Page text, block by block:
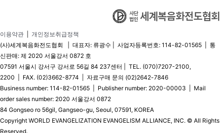
이용약관
개인정보취급정책
(사)세계복음화전도협회 | 대표자: 류광수 | 사업자등록번호: 114-82-01565 | 통
신판매: 제 2020 서울강서 0872 호
07591 서울시 강서구 강서로 56길 84 237센터 | TEL. (070)7207-2100,
2200 | FAX. (02)3662-8774 | 자료구매 문의 (02)2642-7846
Business number: 114-82-01565 | Publisher number: 2020-00003 | Mail
order sales number: 2020 서울강서 0872
84 Gongseo ro 56gil, Gangseo-gu, Seoul, 07591, KOREA
Copyright WORLD EVANGELIZATION EVANGELISM ALLIANCE, INC. © All Rights
Reserved.